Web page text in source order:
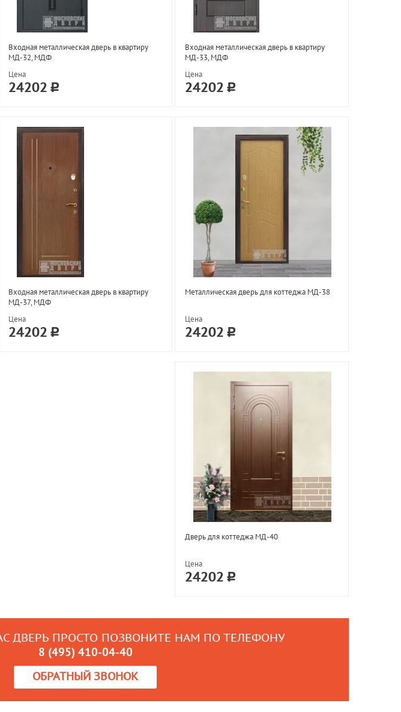
Входная металлическая дверь в квартиру
МД-32, МДФ
Цена
24202
Входная металлическая дверь в квартиру
МД-33, МДФ
Цена
24202
Входная металлическая дверь в квартиру
МД-37, МДФ
Цена
24202
Металлическая дверь для коттеджа МД-38
Цена
24202
Дверь для коттеджа МД-40
Цена
24202
ДВЕРЬ ПРОСТО ПОЗВОНИТЕ НАМ ПО ТЕЛЕФОНУ
8 (495) 410-04-40
ОБРАТНЫЙ ЗВОНОК